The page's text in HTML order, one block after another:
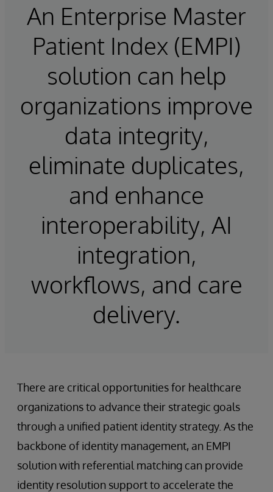
An Enterprise Master
Patient Index (EMPI)
solution can help
organizations improve
data integrity,
eliminate duplicates,
and enhance
interoperability, AI
integration,
workflows, and care
delivery.
There are critical opportunities for healthcare
organizations to advance their strategic goals
through a unified patient identity strategy. As the
backbone of identity management, an EMPI
solution with referential matching can provide
identity resolution support to accelerate the